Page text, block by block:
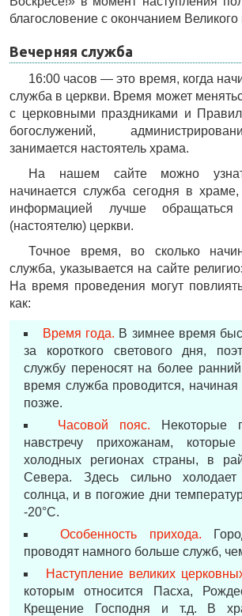
благословение с окончанием Великого
Вечерняя служба
16:00 часов — это время, когда
служба в церкви. Время может
с церковными праздниками и
богослужений,
занимается настоятель храма.
На нашем сайте можно
начинается служба сегодня в
информацией лучше
(настоятелю) церкви.
Точное время, во сколько
служба, указывается на сайте
На время проведения могут
как:
Время года. В зимнее время
за короткого светового дня,
службу переносят на более
время служба проводится,
позже.
Часовой пояс. Некоторые
навстречу прихожанам,
холодных регионах страны, в
Севера. Здесь сильно
солнца, и в погожие дни
-20°С.
Особенность прихода.
проводят намного больше служб,
Наступление великих
которым относится Пасха,
Крещение Господня и т.д. В